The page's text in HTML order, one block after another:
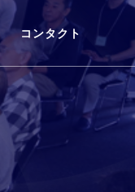
コンタクト